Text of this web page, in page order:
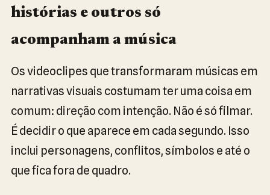
histórias e outros só
acompanham a música
Os videoclipes que transformaram músicas em
narrativas visuais costumam ter uma coisa em
comum: direção com intenção. Não é só filmar.
É decidir o que aparece em cada segundo. Isso
inclui personagens, conflitos, símbolos e até o
que fica fora de quadro.